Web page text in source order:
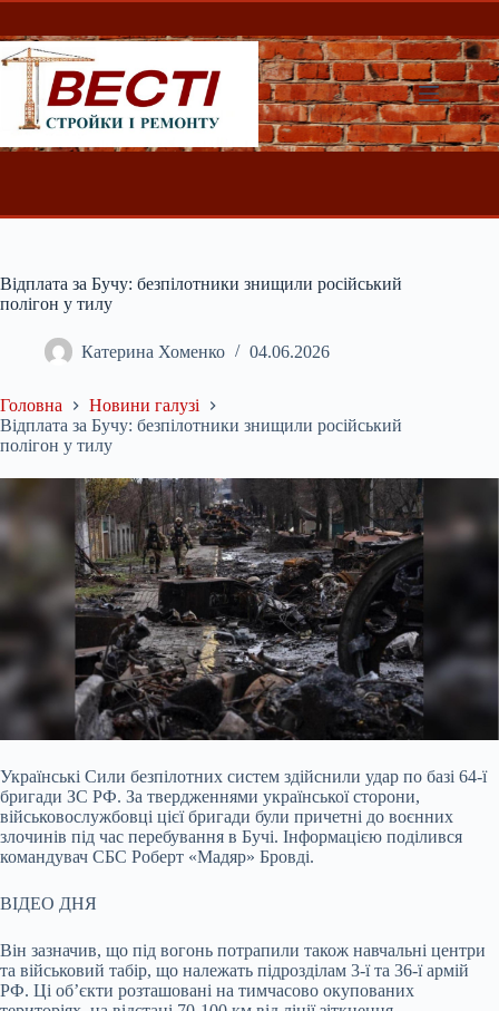
Перейти
вмісту
Відплата за Бучу: безпілотники знищили російський
полігон у тилу
Катерина Хоменко 04.06.2026
Головна
Новини галузі
Відплата за Бучу: безпілотники знищили російський
полігон у тилу
Українські Сили безпілотних систем здійснили удар по базі 64-ї
бригади ЗС РФ. За твердженнями української сторони,
військовослужбовці цієї бригади були причетні до воєнних
злочинів під час перебування в Бучі. Інформацією поділився
командувач СБС Роберт «Мадяр» Бровді.
ВІДЕО ДНЯ
Він зазначив, що під вогонь потрапили також навчальні центри
та військовий табір, що належать підрозділам 3-ї та 36-ї армій
РФ. Ці об’єкти розташовані на тимчасово окупованих